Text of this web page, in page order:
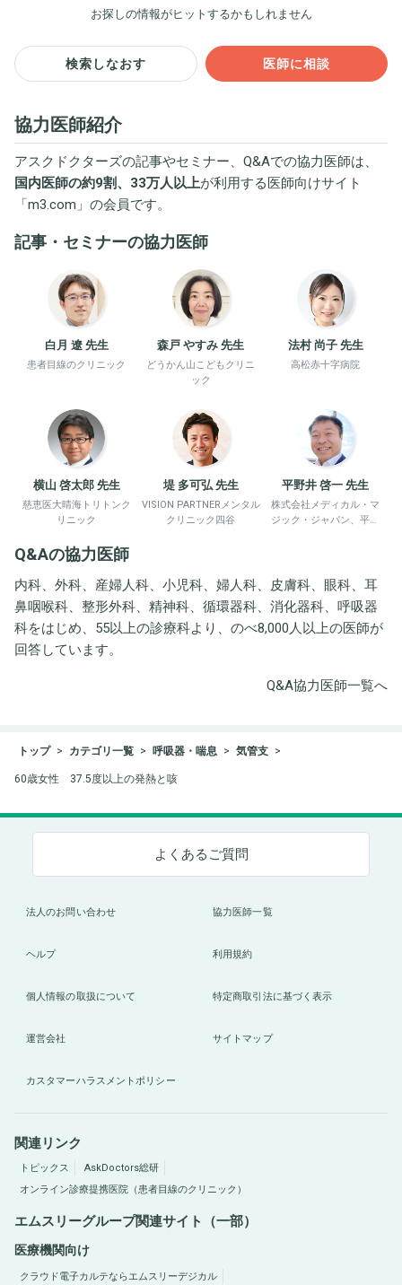
お探しの情報がヒットするかもしれません
検索しなおす 医師に相談
協力医師紹介
アスクドクターズの記事やセミナー、Q&Aでの協力医師は、
国内医師の約9割、33万人以上が利用する医師向けサイト
「m3.com 」の会員です。
記事・セミナーの協力医師
白月 遼 先生
患者目線のクリニック
森戸 やすみ 先生
どうかん山こどもクリニ
ック
法村 尚子 先生
高松赤十字病院
横山 啓太郎 先生
慈恵医大晴海トリトンク
リニック
堤 多可弘 先生
VISION PARTNERメンタル
クリニック四谷
平野井 啓一 先生
株式会社メディカル・マ
ジック・ジャパン、平野
Q&Aの協力医師
内科、外科、産婦人科、小児科、婦人科、皮膚科、眼科、耳
鼻咽喉科、整形外科、精神科、循環器科、消化器科、呼吸器
科をはじめ、55以上の診療科より、のべ8,000人以上の医師が
回答しています。
Q&A協力医師一覧へ
トップ カテゴリ一覧 呼吸器・喘息 気管支
60歳女性 37.5度以上の発熱と咳
よくあるご質問
法人のお問い合わせ 協力医師一覧
ヘルプ 利用規約
個人情報の取扱について 特定商取引法に基づく表示
運営会社 サイトマップ
カスタマーハラスメントポリシー
関連リンク
トピックス
AskDoctors総研
オンライン診療提携医院（患者目線のクリニック）
エムスリーグループ関連サイト（一部）
医療機関向け
クラウド電子カルテならエムスリーデジカル